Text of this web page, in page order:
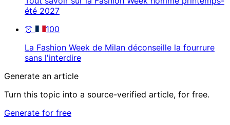
été 2027
👗
100
La Fashion Week de Milan déconseille la fourrure
sans l'interdire
Generate an article
Turn this topic into a source-verified article, for free.
Generate for free